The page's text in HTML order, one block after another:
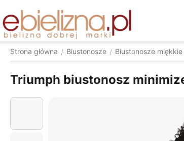
Strona główna / Biustonosze / Biustonosze
Triumph biustonosz